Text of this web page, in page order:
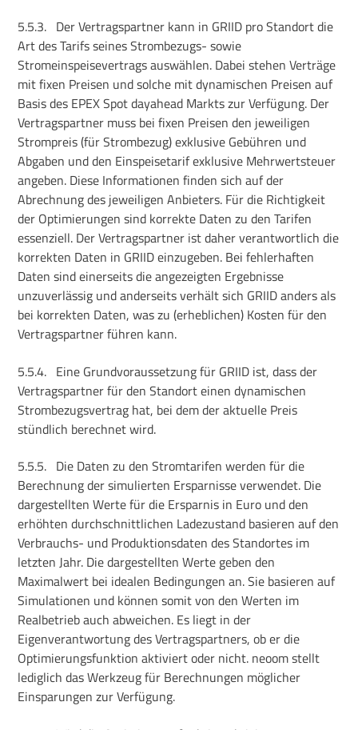
5.5.3. Der Vertragspartner kann in GRIID pro Standort die
Art des Tarifs seines Strombezugs- sowie
Stromeinspeisevertrags auswählen. Dabei stehen Verträge
mit fixen Preisen und solche mit dynamischen Preisen auf
Basis des EPEX Spot dayahead Markts zur Verfügung. Der
Vertragspartner muss bei fixen Preisen den jeweiligen
Strompreis (für Strombezug) exklusive Gebühren und
Abgaben und den Einspeisetarif exklusive Mehrwertsteuer
angeben. Diese Informationen finden sich auf der
Abrechnung des jeweiligen Anbieters. Für die Richtigkeit
der Optimierungen sind korrekte Daten zu den Tarifen
essenziell. Der Vertragspartner ist daher verantwortlich die
korrekten Daten in GRIID einzugeben. Bei fehlerhaften
Daten sind einerseits die angezeigten Ergebnisse
unzuverlässig und anderseits verhält sich GRIID anders als
bei korrekten Daten, was zu (erheblichen) Kosten für den
Vertragspartner führen kann.
5.5.4. Eine Grundvoraussetzung für GRIID ist, dass der
Vertragspartner für den Standort einen dynamischen
Strombezugsvertrag hat, bei dem der aktuelle Preis
stündlich berechnet wird.
5.5.5. Die Daten zu den Stromtarifen werden für die
Berechnung der simulierten Ersparnisse verwendet. Die
dargestellten Werte für die Ersparnis in Euro und den
erhöhten durchschnittlichen Ladezustand basieren auf den
Verbrauchs- und Produktionsdaten des Standortes im
letzten Jahr. Die dargestellten Werte geben den
Maximalwert bei idealen Bedingungen an. Sie basieren auf
Simulationen und können somit von den Werten im
Realbetrieb auch abweichen. Es liegt in der
Eigenverantwortung des Vertragspartners, ob er die
Optimierungsfunktion aktiviert oder nicht. neoom stellt
lediglich das Werkzeug für Berechnungen möglicher
Einsparungen zur Verfügung.